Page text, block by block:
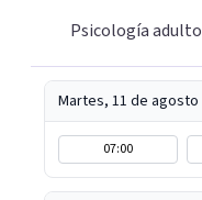
Psicología adulto
Martes, 11 de agosto
07:00